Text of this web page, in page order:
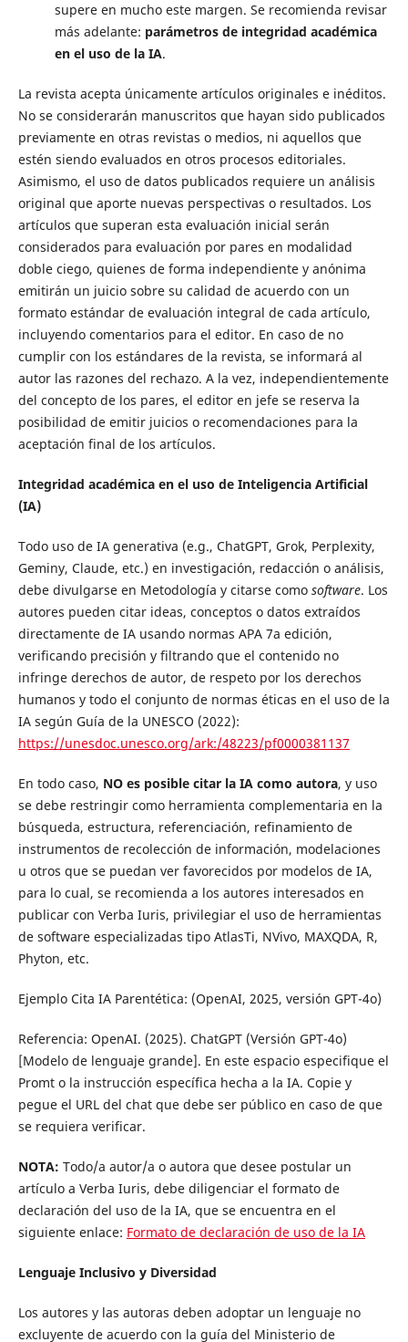
supere en mucho este margen. Se recomienda revisar
más adelante: parámetros de integridad académica
en el uso de la IA.
La revista acepta únicamente artículos originales e inéditos.
No se considerarán manuscritos que hayan sido publicados
previamente en otras revistas o medios, ni aquellos que
estén siendo evaluados en otros procesos editoriales.
Asimismo, el uso de datos publicados requiere un análisis
original que aporte nuevas perspectivas o resultados. Los
artículos que superan esta evaluación inicial serán
considerados para evaluación por pares en modalidad
doble ciego, quienes de forma independiente y anónima
emitirán un juicio sobre su calidad de acuerdo con un
formato estándar de evaluación integral de cada artículo,
incluyendo comentarios para el editor. En caso de no
cumplir con los estándares de la revista, se informará al
autor las razones del rechazo. A la vez, independientemente
del concepto de los pares, el editor en jefe se reserva la
posibilidad de emitir juicios o recomendaciones para la
aceptación final de los artículos.
Integridad académica en el uso de Inteligencia Artificial
(IA)
Todo uso de IA generativa (e.g., ChatGPT, Grok, Perplexity,
Geminy, Claude, etc.) en investigación, redacción o análisis,
debe divulgarse en Metodología y citarse como software. Los
autores pueden citar ideas, conceptos o datos extraídos
directamente de IA usando normas APA 7a edición,
verificando precisión y filtrando que el contenido no
infringe derechos de autor, de respeto por los derechos
humanos y todo el conjunto de normas éticas en el uso de la
IA según Guía de la UNESCO (2022):
https://unesdoc.unesco.org/ark:/48223/pf0000381137
En todo caso, NO es posible citar la IA como autora, y uso
se debe restringir como herramienta complementaria en la
búsqueda, estructura, referenciación, refinamiento de
instrumentos de recolección de información, modelaciones
u otros que se puedan ver favorecidos por modelos de IA,
para lo cual, se recomienda a los autores interesados en
publicar con Verba Iuris, privilegiar el uso de herramientas
de software especializadas tipo AtlasTi, NVivo, MAXQDA, R,
Phyton, etc.
Ejemplo Cita IA Parentética: (OpenAI, 2025, versión GPT-4o)
Referencia: OpenAI. (2025). ChatGPT (Versión GPT-4o)
[Modelo de lenguaje grande]. En este espacio especifique el
Promt o la instrucción específica hecha a la IA. Copie y
pegue el URL del chat que debe ser público en caso de que
se requiera verificar.
NOTA: Todo/a autor/a o autora que desee postular un
artículo a Verba Iuris, debe diligenciar el formato de
declaración del uso de la IA, que se encuentra en el
siguiente enlace: Formato de declaración de uso de la IA
Lenguaje Inclusivo y Diversidad
Los autores y las autoras deben adoptar un lenguaje no
excluyente de acuerdo con la guía del Ministerio de